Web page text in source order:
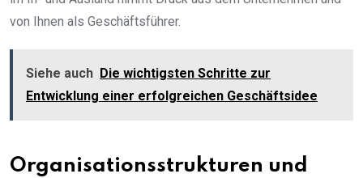
von Ihnen als Geschäftsführer.
Siehe auch Die wichtigsten Schritte zur
Entwicklung einer erfolgreichen Geschäftsidee
Organisationsstrukturen und